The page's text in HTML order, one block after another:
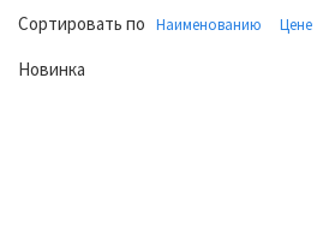
Сортировать по Наименованию Цене
Новинка